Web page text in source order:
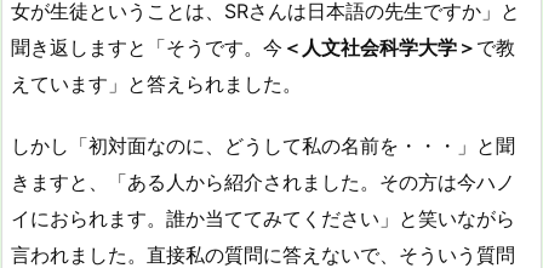
女が生徒ということは、SRさんは日本語の先生ですか」と
聞き返しますと「そうです。今 ＜人文社会科学大学＞ で教
えています」と答えられました。
しかし「初対面なのに、どうして私の名前を・・・」と聞
きますと、「ある人から紹介されました。その方は今ハノ
イにおられます。誰か当ててみてください」と笑いながら
言われました。直接私の質問に答えないで、そういう質問